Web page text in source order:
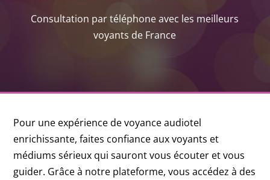
Consultation par téléphone avec les meilleurs
voyants de France
Pour une expérience de voyance audiotel
enrichissante, faites confiance aux voyants et
médiums sérieux qui sauront vous écouter et vous
guider. Grâce à notre plateforme, vous accédez à des